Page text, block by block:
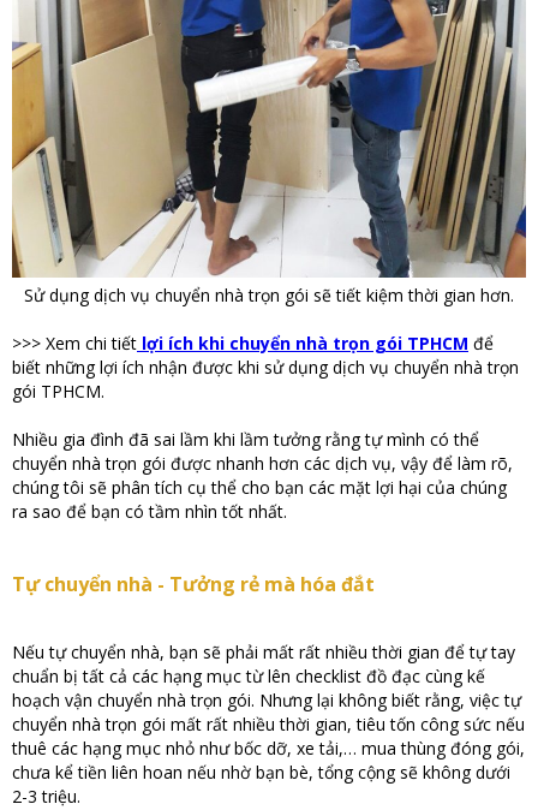
Sử dụng dịch vụ chuyển nhà trọn gói sẽ tiết kiệm thời gian hơn.
>>> Xem chi tiết lợi ích khi chuyển nhà trọn gói TPHCM để
biết những lợi ích nhận được khi sử dụng dịch vụ chuyển nhà trọn
gói TPHCM.
Nhiều gia đình đã sai lầm khi lầm tưởng rằng tự mình có thể
chuyển nhà trọn gói được nhanh hơn các dịch vụ, vậy để làm rõ,
chúng tôi sẽ phân tích cụ thể cho bạn các mặt lợi hại của chúng
ra sao để bạn có tầm nhìn tốt nhất.
Tự chuyển nhà - Tưởng rẻ mà hóa đắt
Nếu tự chuyển nhà, bạn sẽ phải mất rất nhiều thời gian để tự tay
chuẩn bị tất cả các hạng mục từ lên checklist đồ đạc cùng kế
hoạch vận chuyển nhà trọn gói. Nhưng lại không biết rằng, việc tự
chuyển nhà trọn gói mất rất nhiều thời gian, tiêu tốn công sức nếu
thuê các hạng mục nhỏ như bốc dỡ, xe tải,… mua thùng đóng gói,
chưa kể tiền liên hoan nếu nhờ bạn bè, tổng cộng sẽ không dưới
2-3 triệu.